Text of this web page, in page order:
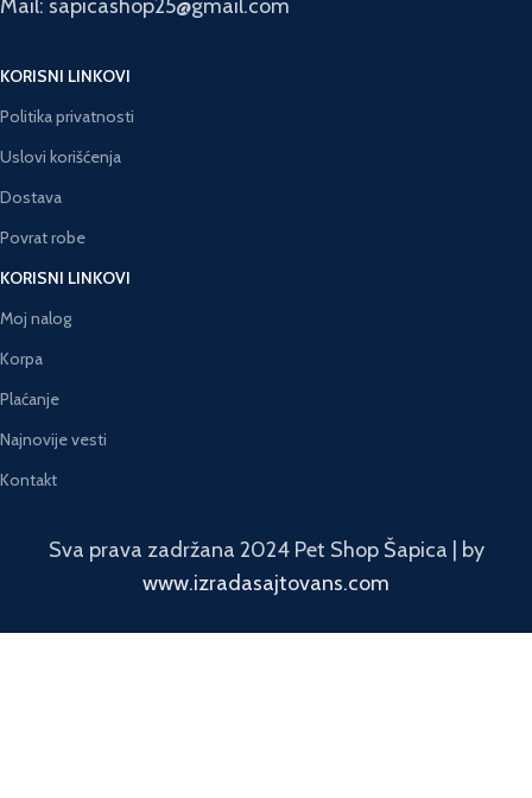
Mail: sapicashop25@gmail.com
KORISNI LINKOVI
Politika privatnosti
Uslovi korišćenja
Dostava
Povrat robe
KORISNI LINKOVI
Moj nalog
Korpa
Plaćanje
Najnovije vesti
Kontakt
Sva prava zadržana 2024 Pet Shop Šapica | by
www.izradasajtovans.com